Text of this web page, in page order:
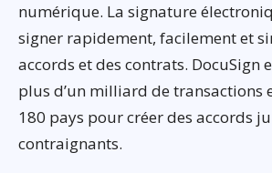
numérique. La signature
signer rapidement, facilement et
accords et des contrats. DocuSign
plus d’un milliard de transactions
180 pays pour créer des accords
contraignants.